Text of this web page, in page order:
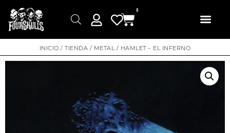
0
INICIO /TIENDA / METAL / HAMLET – EL INFERNO